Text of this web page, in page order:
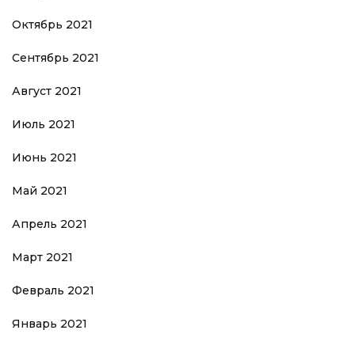
Октябрь 2021
Сентябрь 2021
Август 2021
Июль 2021
Июнь 2021
Май 2021
Апрель 2021
Март 2021
Февраль 2021
Январь 2021